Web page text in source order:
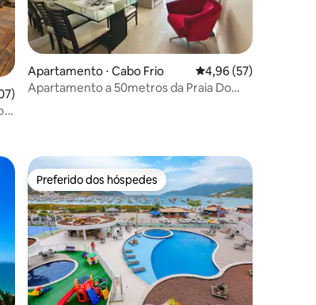
avaliação média de 5, 107 avaliações
Apartamento ⋅ Cabo Frio 4,96 de uma
4,96 (57)
Apartamento a 50metros da Praia Do
Preferido dos hóspedes
Preferido dos hóspedes